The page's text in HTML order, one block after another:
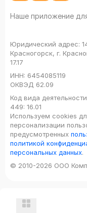
Наше приложение
Юридический адрес:
Красногорск, г.
17.17
ИНН: 6454085119
ОКВЭД 62.09
Код вида
449: 16.01
Используем cookies
персонализации
предусмотренных
политикой
персональных данных.
© 2010-2026 ООО